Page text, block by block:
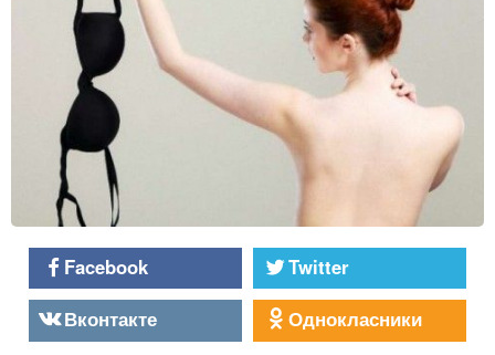
Facebook
Twitter
Вконтакте
Однокласники